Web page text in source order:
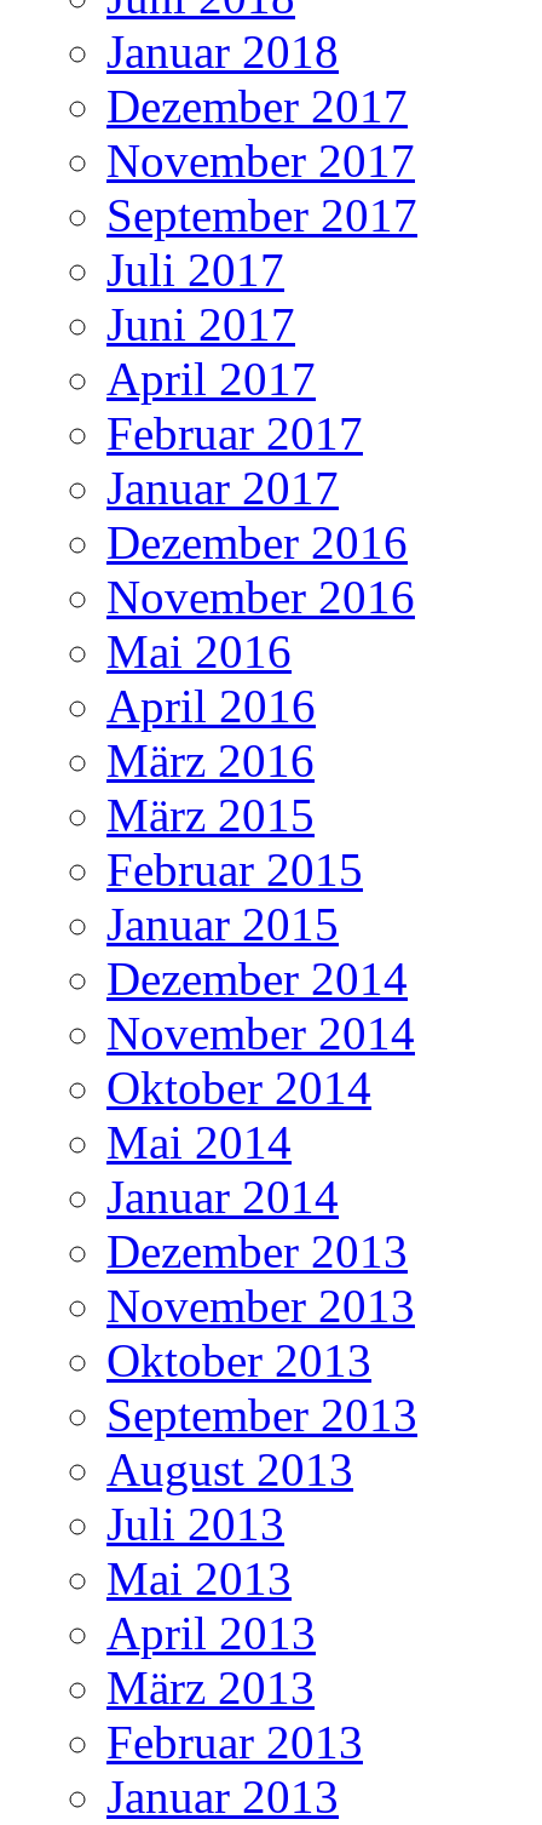
Januar 2018
Dezember 2017
November 2017
September 2017
Juli 2017
Juni 2017
April 2017
Februar 2017
Januar 2017
Dezember 2016
November 2016
Mai 2016
April 2016
März 2016
März 2015
Februar 2015
Januar 2015
Dezember 2014
November 2014
Oktober 2014
Mai 2014
Januar 2014
Dezember 2013
November 2013
Oktober 2013
September 2013
August 2013
Juli 2013
Mai 2013
April 2013
März 2013
Februar 2013
Januar 2013